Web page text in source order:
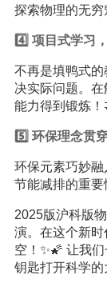
探索物理的无穷
4️⃣ 项目式学习
不再是填鸭式
决实际问题。
能力得到锻炼！
5️⃣ 环保理念贯
环保元素巧妙
节能减排的重
2025版沪科版
演。在这个新
空！✨🌠 让我
钥匙打开科学